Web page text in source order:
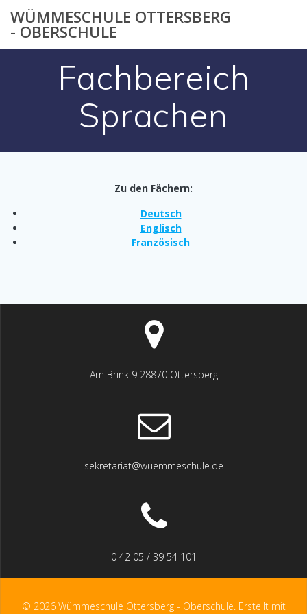
Inhalt
WÜMMESCHULE OTTERSBERG
- OBERSCHULE
Fachbereich
Sprachen
Zu den Fächern:
Deutsch
Englisch
Französisch
Am Brink 9 28870 Ottersberg
sekretariat@wuemmeschule.de
0 42 05 / 39 54 101
© 2026 Wümmeschule Ottersberg - Oberschule. Erstellt mit